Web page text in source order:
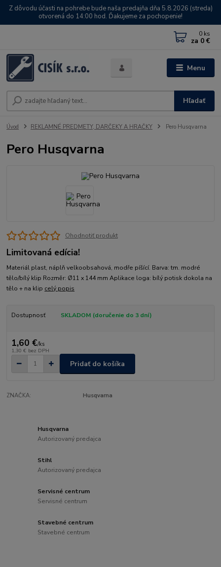
Z dôvodu účasti na pohrebe bude naša predajňa dňa 5.8.2026 (streda)
otvorená do 14:00 hod. Ďakujeme za pochopenie!
Menu
Hľadať
0 ks
za 0 €
Úvod REKLAMNÉ PREDMETY, DARČEKY A HRAČKY Pero Husqvarna
Pero Husqvarna
Ohodnotiť produkt
Limitovaná edícia!
Materiál plast, náplň velkoobsahová, modře píšící. Barva: tm. modré
tělo/bílý klip Rozměr: Ø11 x 144 mm Aplikace loga: bílý potisk dokola na
tělo + na klip celý popis
Dostupnosť SKLADOM (doručenie do 3 dní)
1,60 €/ks
1,30 € bez DPH
Pridať do košíka
ZNAČKA: Husqvarna
Husqvarna
Autorizovaný predajca
Stihl
Autorizovaný predajca
Servisné centrum
Servisné centrum
Stavebné centrum
Stavebné centrum